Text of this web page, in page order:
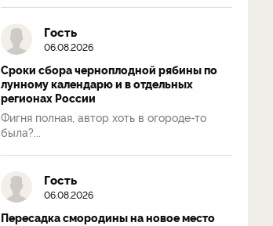
Гость
06.08.2026
Сроки сбора черноплодной рябины по
лунному календарю и в отдельных
регионах России
Фигня полная, автор хоть в огороде-то
была?...
Гость
06.08.2026
Пересадка смородины на новое место